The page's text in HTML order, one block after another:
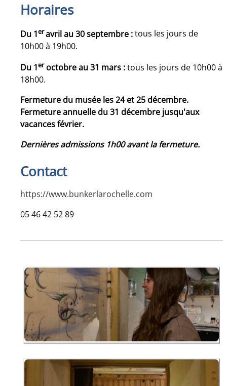
Horaires
Du 1eravril au 30 septembre :tous les jours de
10h00 à 19h00.
Du 1eroctobre au 31 mars :tous les jours de 10h00 à
18h00.
Fermeture du musée les 24 et 25 décembre.
Fermeture annuelle du 31 décembre jusqu'aux
vacances février.
Dernières admissions 1h00 avant la fermeture.
Contact
https://www.bunkerlarochelle.com
05 46 42 52 89